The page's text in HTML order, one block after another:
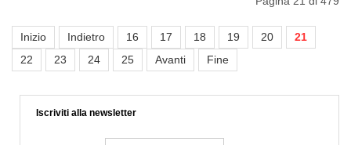
Inizio Indietro 16 17 18 19 20
21
22
23 24 25 Avanti Fine
Iscriviti alla newsletter